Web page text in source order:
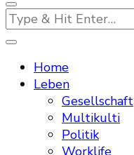
Looking
for
Something?
Home
Leben
Gesellschaft
Multikulti
Politik
Worklife